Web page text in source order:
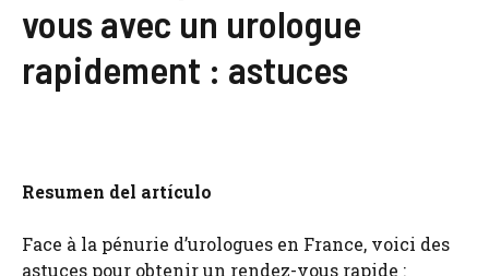
vous avec un urologue
rapidement : astuces
Resumen del artículo
Face à la pénurie d’urologues en France, voici des
astuces pour obtenir un rendez-vous rapide :